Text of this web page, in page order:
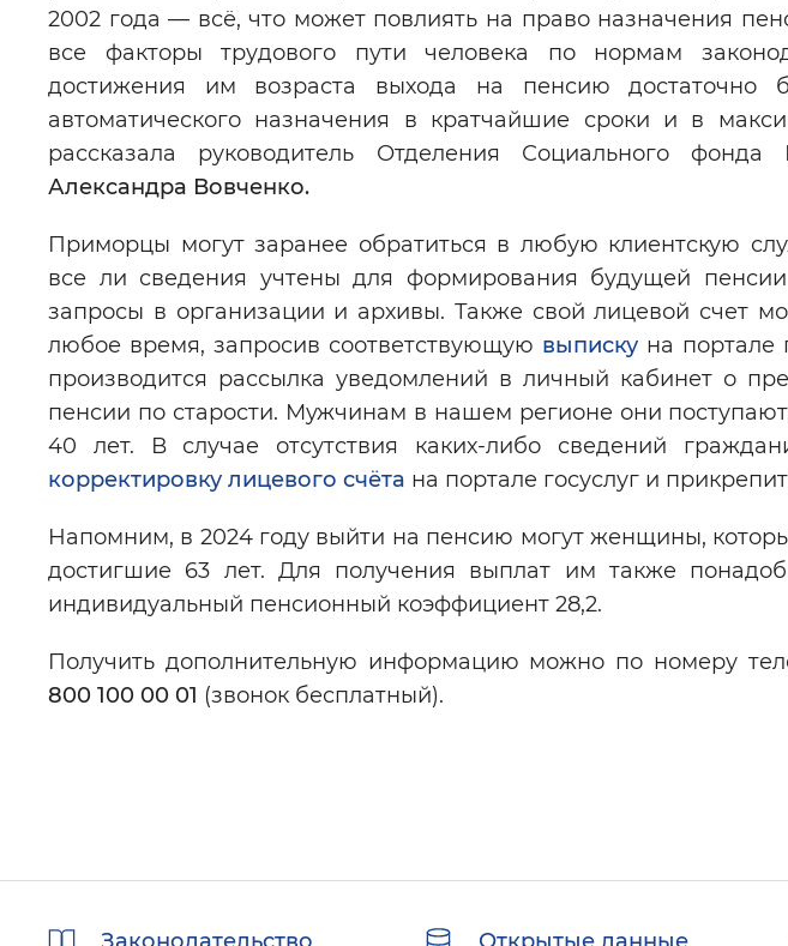
2002 года — всё, что может повлиять на право назначения
все факторы трудового пути человека по нормам
достижения им возраста выхода на пенсию достаточно
автоматического назначения в кратчайшие сроки и в
рассказала руководитель Отделения Социального
Александра Вовченко.
Приморцы могут заранее обратиться в любую клиентскую
все ли сведения учтены для формирования будущей
запросы в организации и архивы. Также свой лицевой счет
любое время, запросив соответствующую выписку на портале
производится рассылка уведомлений в личный кабинет о
пенсии по старости. Мужчинам в нашем регионе они
40 лет. В случае отсутствия каких-либо сведений
корректировку лицевого счёта на портале госуслуг и
Напомним, в 2024 году выйти на пенсию могут женщины,
достигшие 63 лет. Для получения выплат им также
индивидуальный пенсионный коэффициент 28,2.
Получить дополнительную информацию можно по номеру
800 100 00 01 (звонок бесплатный).